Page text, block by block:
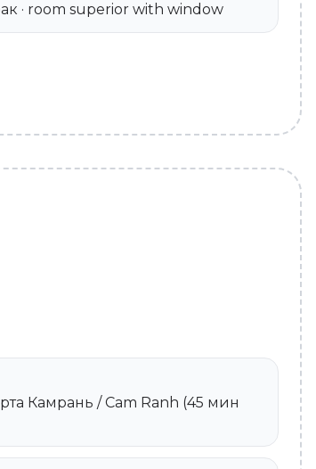
· room superior with window
Камрань / Cam Ranh (45 мин